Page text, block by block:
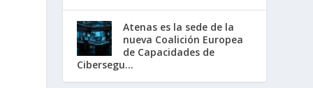
Atenas es la sede de la
nueva Coalición Europea
de Capacidades de
Cibersegu...